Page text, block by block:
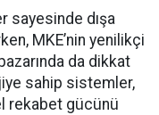
sayesinde dışa
MKE’nin yenilikçi
da dikkat
sahip sistemler,
rekabet gücünü